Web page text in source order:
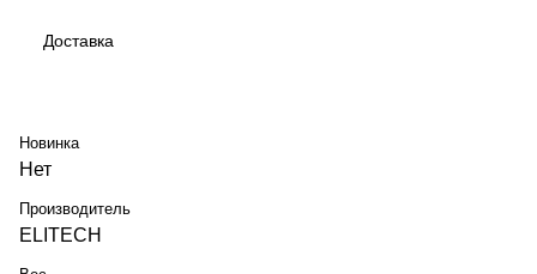
Доставка
Новинка
Нет
Производитель
ELITECH